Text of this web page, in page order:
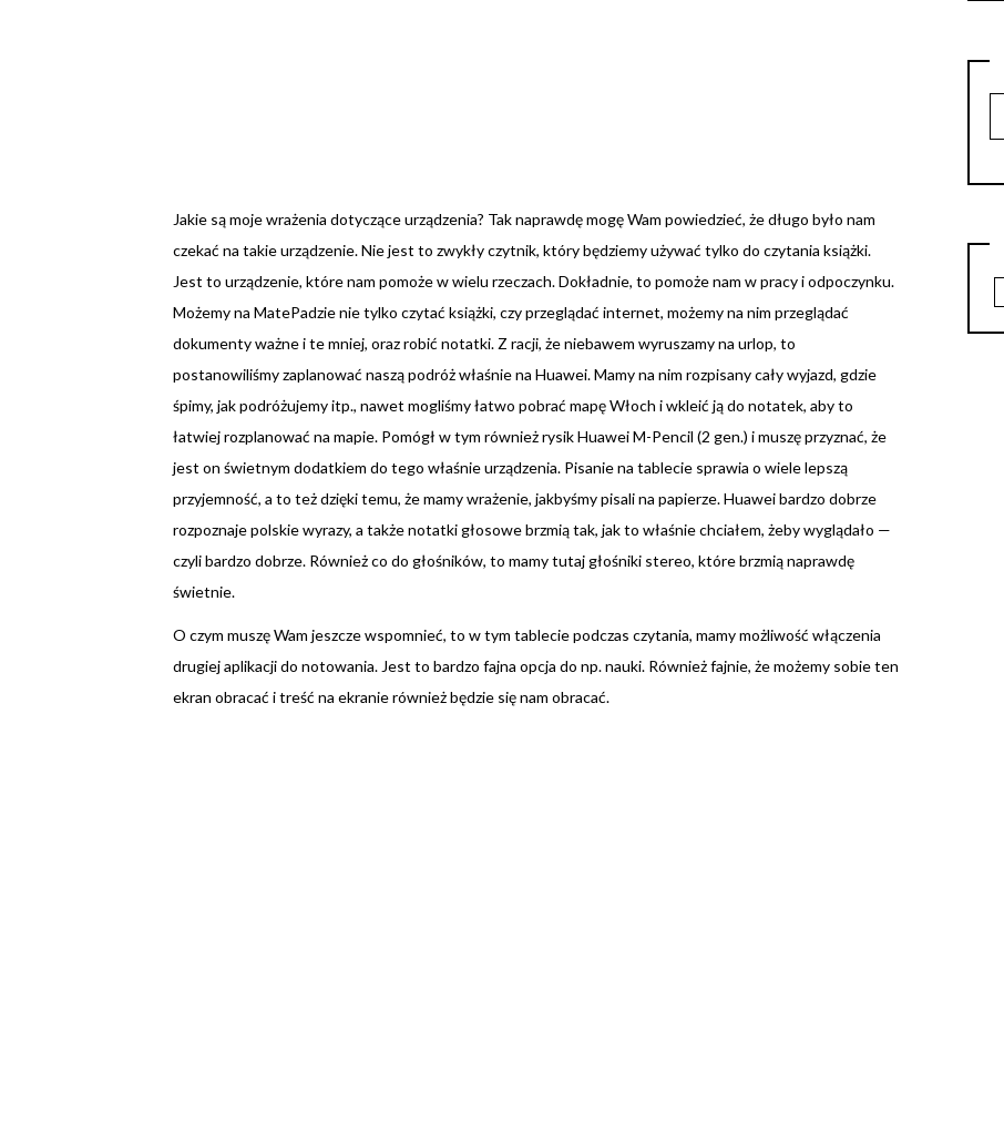
Jakie są moje wrażenia dotyczące urządzenia? Tak naprawdę mogę Wam powiedzieć, że długo było nam
czekać na takie urządzenie. Nie jest to zwykły czytnik, który będziemy używać tylko do czytania książki.
Jest to urządzenie, które nam pomoże w wielu rzeczach. Dokładnie, to pomoże nam w pracy i odpoczynku.
Możemy na MatePadzie nie tylko czytać książki, czy przeglądać internet, możemy na nim przeglądać
dokumenty ważne i te mniej, oraz robić notatki. Z racji, że niebawem wyruszamy na urlop, to
postanowiliśmy zaplanować naszą podróż właśnie na Huawei. Mamy na nim rozpisany cały wyjazd, gdzie
śpimy, jak podróżujemy itp., nawet mogliśmy łatwo pobrać mapę Włoch i wkleić ją do notatek, aby to
łatwiej rozplanować na mapie. Pomógł w tym również rysik Huawei M-Pencil (2 gen.) i muszę przyznać, że
jest on świetnym dodatkiem do tego właśnie urządzenia. Pisanie na tablecie sprawia o wiele lepszą
przyjemność, a to też dzięki temu, że mamy wrażenie, jakbyśmy pisali na papierze. Huawei bardzo dobrze
rozpoznaje polskie wyrazy, a także notatki głosowe brzmią tak, jak to właśnie chciałem, żeby wyglądało —
czyli bardzo dobrze. Również co do głośników, to mamy tutaj głośniki stereo, które brzmią naprawdę
świetnie.
O czym muszę Wam jeszcze wspomnieć, to w tym tablecie podczas czytania, mamy możliwość włączenia
drugiej aplikacji do notowania. Jest to bardzo fajna opcja do np. nauki. Również fajnie, że możemy sobie ten
ekran obracać i treść na ekranie również będzie się nam obracać.